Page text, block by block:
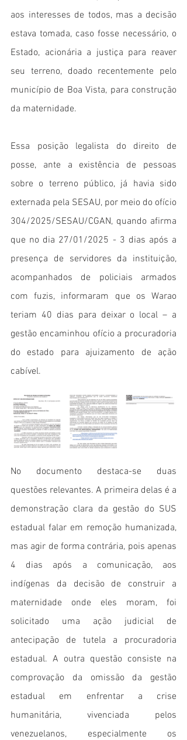
aos interesses de todos, mas a decisão
estava tomada, caso fosse necessário, o
Estado, acionária a justiça para reaver
seu terreno, doado recentemente pelo
município de Boa Vista, para construção
da maternidade.
Essa posição legalista do direito de
posse, ante a existência de pessoas
sobre o terreno público, já havia sido
externada pela SESAU, por meio do ofício
304/2025/SESAU/CGAN, quando afirma
que no dia 27/01/2025 - 3 dias após a
presença de servidores da instituição,
acompanhados de policiais armados
com fuzis, informaram que os Warao
teriam 40 dias para deixar o local – a
gestão encaminhou ofício a procuradoria
do estado para ajuizamento de ação
cabível.
No documento destaca-se duas
questões relevantes. A primeira delas é a
demonstração clara da gestão do SUS
estadual falar em remoção humanizada,
mas agir de forma contrária, pois apenas
4 dias após a comunicação, aos
indígenas da decisão de construir a
maternidade onde eles moram, foi
solicitado uma ação judicial de
antecipação de tutela a procuradoria
estadual. A outra questão consiste na
comprovação da omissão da gestão
estadual em enfrentar a crise
humanitária, vivenciada pelos
venezuelanos, especialmente os